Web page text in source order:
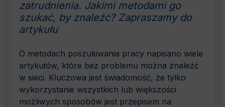
zatrudnienia. Jakimi metodami go
szukać, by znaleźć? Zapraszamy do
artykułu
O metodach poszukiwania pracy napisano wiele
artykułów, które bez problemu można znaleźć
w sieci. Kluczowa jest świadomość, że tylko
wykorzystanie wszystkich lub większości
możliwych sposobów jest przepisem na